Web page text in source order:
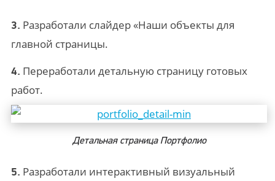
3. Разработали слайдер «Наши объекты для
главной страницы.
4. Переработали детальную страницу готовых
работ.
Детальная страница Портфолио
5. Разработали интерактивный визуальный